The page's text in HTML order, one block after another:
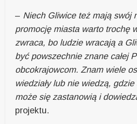
– Niech Gliwice też mają swój
promocję miasta warto trochę
zwraca, bo ludzie wracają a
być powszechnie znane całej
obcokrajowcom. Znam wiele
wiedziały lub nie wiedzą,
może się zastanowią i
projektu.